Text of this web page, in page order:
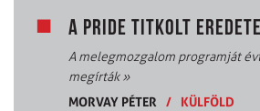
A PRIDE TITKOLT EREDETE
A melegmozgalom programját
megírták»
MORVAY PÉTER
/ KÜLFÖLD